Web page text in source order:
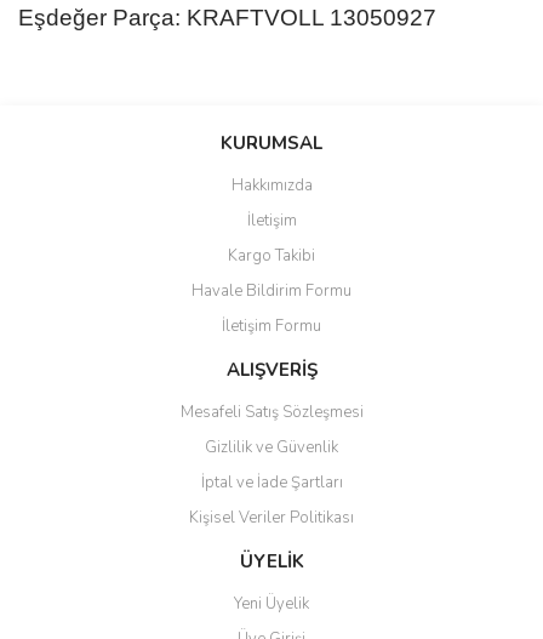
Eşdeğer Parça: KRAFTVOLL 13050927
Bu ürüne ilk yorumu siz yapın!
Yorum Yaz
Ürün resmi kalitesiz, bozuk veya görüntülenemiyor.
Ürün açıklamasında eksik bilgiler bulunuyor.
Ürün bilgilerinde hatalar bulunuyor.
Ürün fiyatı diğer sitelerden daha pahalı.
Bu ürüne benzer farklı alternatifler olmalı.
Gönder
KURUMSAL
Hakkımızda
İletişim
Kargo Takibi
Havale Bildirim Formu
İletişim Formu
ALIŞVERİŞ
Mesafeli Satış Sözleşmesi
Gizlilik ve Güvenlik
İptal ve İade Şartları
Kişisel Veriler Politikası
ÜYELİK
Yeni Üyelik